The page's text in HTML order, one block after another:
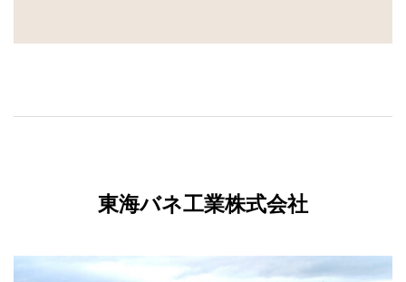
東海バネ工業株式会社